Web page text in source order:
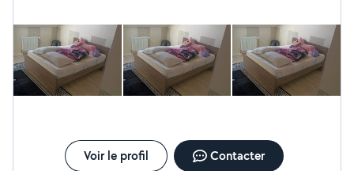
Voir le profil Contacter